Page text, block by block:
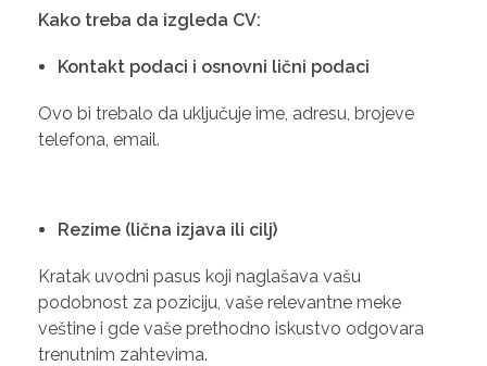
Kako treba da izgleda CV:
Kontakt podaci i osnovni lični podaci
Ovo bi trebalo da uključuje ime, adresu, brojeve
telefona, email.
Rezime (lična izjava ili cilj)
Kratak uvodni pasus koji naglašava vašu
podobnost za poziciju, vaše relevantne meke
veštine i gde vaše prethodno iskustvo odgovara
trenutnim zahtevima.